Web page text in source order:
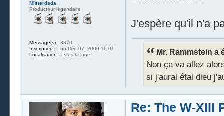
J'espère qu'il n'a
Mr. Rammstein a
Non ça va allez
si j'aurai étai dieu
Misterdada
Producteur légendaire
Message(s) : 3870
Inscription : Lun Déc 07, 2009 16:01
Localisation : Dans la lune
Re: The W-XIII